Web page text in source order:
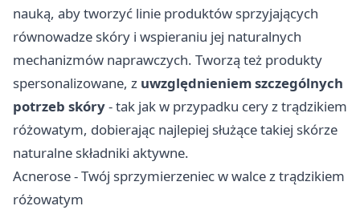
nauką, aby tworzyć linie produktów sprzyjających
równowadze skóry i wspieraniu jej naturalnych
mechanizmów naprawczych. Tworzą też produkty
spersonalizowane, z uwzględnieniem szczególnych
potrzeb skóry- tak jak w przypadku cery z trądzikiem
różowatym, dobierając najlepiej służące takiej skórze
naturalne składniki aktywne.
Acnerose - Twój sprzymierzeniec w walce z trądzikiem
różowatym